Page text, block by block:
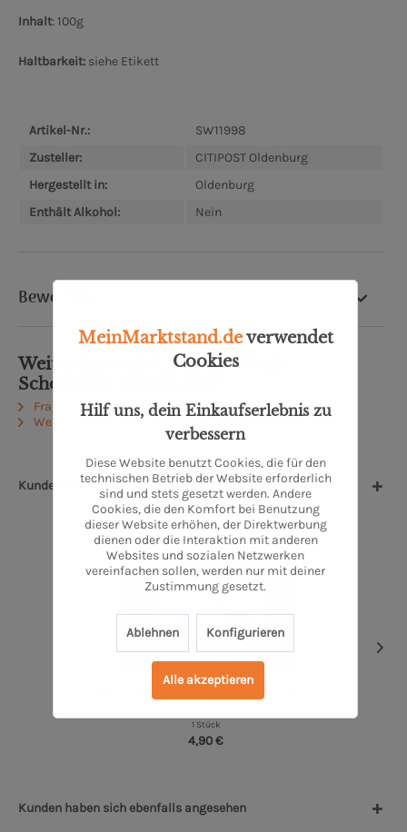
Inhalt: 100g
Haltbarkeit: siehe Etikett
Artikel-Nr.:
SW11998
Zusteller:
CITIPOST Oldenburg
Hergestellt in:
Oldenburg
Enthält Alkohol:
Nein
Bewertung
Weiterführende Links zu "Weiße
Schokolade Cappuccino"
Fragen zum Artikel?
Weitere Artikel von Hofkonditorei Klinge
Kunden kauften auch
Weiße Schokolade Himbeere-Maracuja
1 Stück
4,90 €
Kunden haben sich ebenfalls angesehen
MeinMarktstand.deverwendet
Cookies
Hilf uns, dein Einkaufserlebnis zu
verbessern
Diese Website benutzt Cookies, die für den
technischen Betrieb der Website erforderlich
sind und stets gesetzt werden. Andere
Cookies, die den Komfort bei Benutzung
dieser Website erhöhen, der Direktwerbung
dienen oder die Interaktion mit anderen
Websites und sozialen Netzwerken
vereinfachen sollen, werden nur mit deiner
Zustimmung gesetzt.
Ablehnen Konfigurieren
Alle akzeptieren